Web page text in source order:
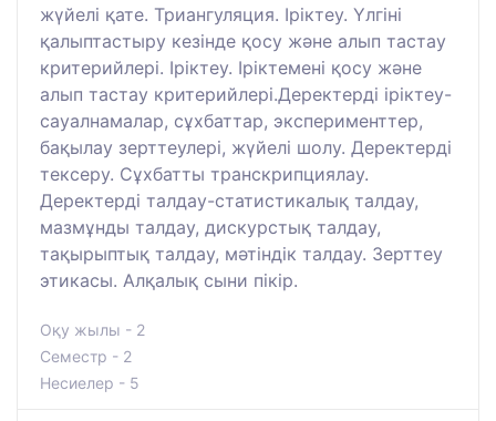
жүйелі қате. Триангуляция. Іріктеу. Үлгіні
қалыптастыру кезінде қосу және алып тастау
критерийлері. Іріктеу. Іріктемені қосу және
алып тастау критерийлері.Деректерді іріктеу-
сауалнамалар, сұхбаттар, эксперименттер,
бақылау зерттеулері, жүйелі шолу. Деректерді
тексеру. Сұхбатты транскрипциялау.
Деректерді талдау-статистикалық талдау,
мазмұнды талдау, дискурстық талдау,
тақырыптық талдау, мәтіндік талдау. Зерттеу
этикасы. Алқалық сыни пікір.
Оқу жылы - 2
Семестр - 2
Несиелер - 5